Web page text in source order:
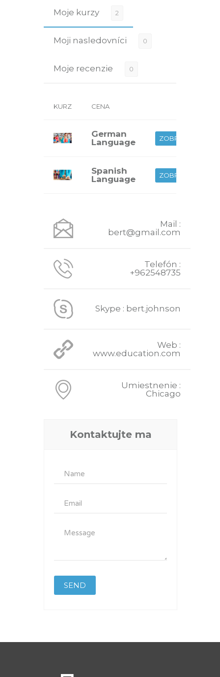
Moje kurzy 2
Moji nasledovníci 0
Moje recenzie 0
KURZ CENA
German
Language
ZOBRAZIŤ
Spanish
Language
ZOBRAZIŤ
Mail :
bert@gmail.com
Telefón :
+962548735
Skype : bert.johnson
Web :
www.education.com
Umiestnenie :
Chicago
Kontaktujte ma